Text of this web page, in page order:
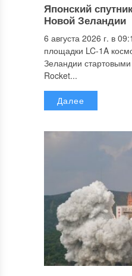
Японский
Новой Зеландии
6 августа 2026 г. в
площадки LC-1A
Зеландии
Rocket...
Далее